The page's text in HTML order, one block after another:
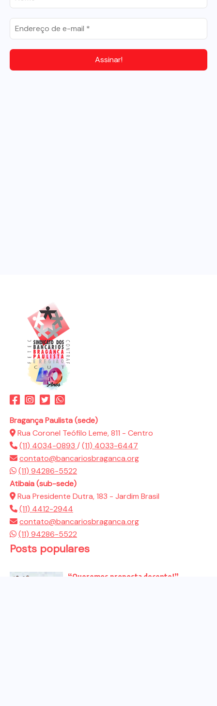
Bragança Paulista (sede)
Rua Coronel Teófilo Leme, 811 - Centro
(11) 4034-0893 /(11) 4033-6447
contato@bancariosbraganca.org
(11) 94286-5522
Atibaia (sub-sede)
Rua Presidente Dutra, 183 - Jardim Brasil
(11) 4412-2944
contato@bancariosbraganca.org
(11) 94286-5522
Posts populares
“Queremos proposta decente!”